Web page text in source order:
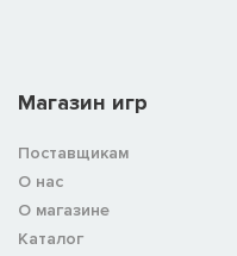
Магазин игр
Поставщикам
О нас
О магазине
Каталог